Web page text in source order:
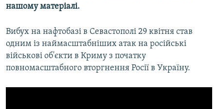
нашому матеріалі.
Вибух на нафтобазі в Севастополі 29 квітня став
одним із наймасштабніших атак на російські
військові об'єкти в Криму з початку
повномасштабного вторгнення Росії в Україну.